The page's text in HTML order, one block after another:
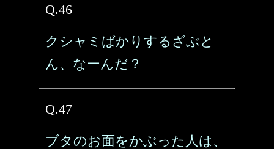
Q.46
クシャミばかりするざぶと
ん、なーんだ？
Q.47
ブタのお面をかぶった人は、